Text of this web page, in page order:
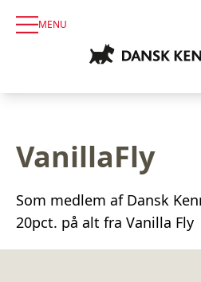
MENU
VanillaFly
Som medlem af Dansk
20pct. på alt fra Vanilla Fly